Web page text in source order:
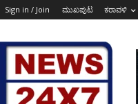
Sign in / Join ಮುಖಪುಟ ಕರಾವಳಿ